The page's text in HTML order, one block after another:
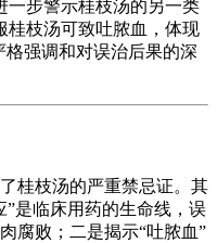
一步警示桂枝汤的另一类
枝汤可致吐脓血，体现
格强调和对误治后果的深
桂枝汤的严重禁忌证。其
是临床用药的生命线，误
腐败；二是揭示“吐脓血”